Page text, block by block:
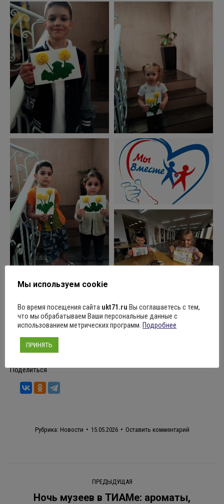
Поделиться
Рубрика: Новости 15.05.2026 Оставить комментарий
ПРЕДЫДУЩАЯ
Ночь музеев в ТИАМе: ароматы,
Мы используем cookie
Во время посещения сайта ukt71.ru Вы соглашаетесь с тем,
что мы обрабатываем Ваши персональные данные с
использованием метрических программ. Подробнее
ПРИНЯТЬ